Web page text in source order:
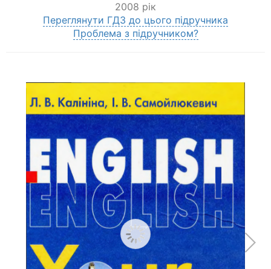
2008 рік
Переглянути ГДЗ до цього підручника
Проблема з підручником?